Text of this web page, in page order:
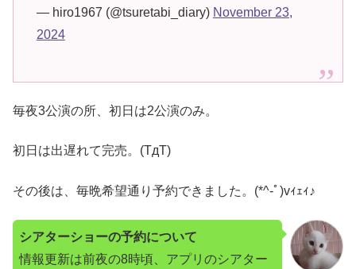
— hiro1967 (@tsuretabi_diary) November 23,
2024
毎夜3公演の所、初日は2公演のみ。
初日は出遅れて完売。(TдT)
その後は、毎晩希望通り予約できました。(*^-ﾟ)vｨｪｨ♪
シアターショーの予約について
情報更新は前夜の8時頃、アプリのシアター